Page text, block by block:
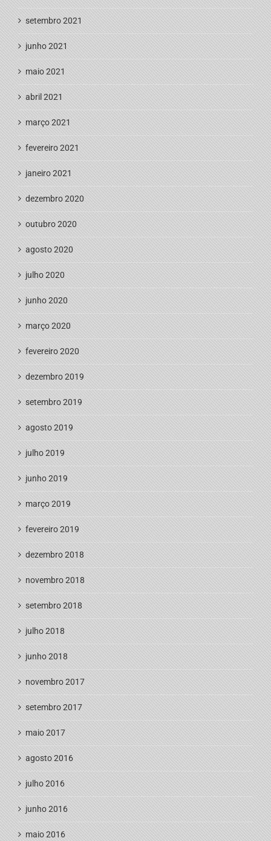
setembro 2021
junho 2021
maio 2021
abril 2021
março 2021
fevereiro 2021
janeiro 2021
dezembro 2020
outubro 2020
agosto 2020
julho 2020
junho 2020
março 2020
fevereiro 2020
dezembro 2019
setembro 2019
agosto 2019
julho 2019
junho 2019
março 2019
fevereiro 2019
dezembro 2018
novembro 2018
setembro 2018
julho 2018
junho 2018
novembro 2017
setembro 2017
maio 2017
agosto 2016
julho 2016
junho 2016
maio 2016